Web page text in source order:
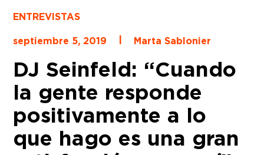
ENTREVISTAS
septiembre 5, 2019
Marta Sablonier
DJ Seinfeld: “Cuando
la gente responde
positivamente a lo
que hago es una gran